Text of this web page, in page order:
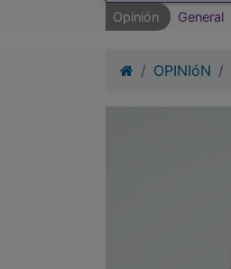
Opinión General
OPINIóN